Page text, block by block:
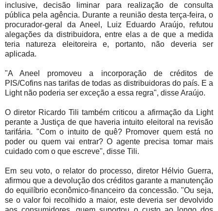
inclusive, decisão liminar para realização de consulta
pública pela agência. Durante a reunião desta terça-feira, o
procurador-geral da Aneel, Luiz Eduardo Araújo, refutou
alegações da distribuidora, entre elas a de que a medida
teria natureza eleitoreira e, portanto, não deveria ser
aplicada.
"A Aneel promoveu a incorporação de créditos de
PIS/Cofins nas tarifas de todas as distribuidoras do país. E a
Light não poderia ser exceção a essa regra", disse Araújo.
O diretor Ricardo Tili também criticou a afirmação da Light
perante a Justiça de que haveria intuito eleitoral na revisão
tarifária. "Com o intuito de quê? Promover quem está no
poder ou quem vai entrar? O agente precisa tomar mais
cuidado com o que escreve", disse Tili.
Em seu voto, o relator do processo, diretor Hélvio Guerra,
afirmou que a devolução dos créditos garante a manutenção
do equilíbrio econômico-financeiro da concessão. "Ou seja,
se o valor foi recolhido a maior, este deveria ser devolvido